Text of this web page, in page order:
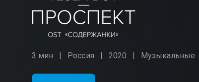
3 мин Россия 2020 Музыкальные